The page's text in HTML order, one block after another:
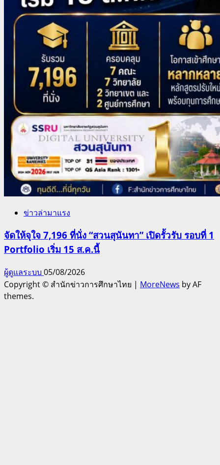
ข่าวล่ามาแรง
จัดให้จุใจ 7,196 ที่นั่ง “สวนสุนันทา” เปิดรั้วรับ รอบที่ 1
Portfolio เริ่ม 15 ส.ค.นี้
ผู้ดูแลระบบ 05/08/2026
Copyright © สำนักข่าวการศึกษาไทย | MoreNews by AF
themes.